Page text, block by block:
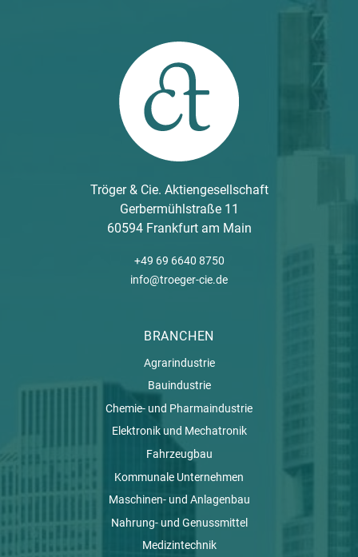
Tröger & Cie. Aktiengesellschaft
Gerbermühlstraße 11
60594 Frankfurt am Main
+49 69 6640 8750
info@troeger-cie.de
BRANCHEN
Agrarindustrie
Bauindustrie
Chemie- und Pharmaindustrie
Elektronik und Mechatronik
Fahrzeugbau
Kommunale Unternehmen
Maschinen- und Anlagenbau
Nahrung- und Genussmittel
Medizintechnik